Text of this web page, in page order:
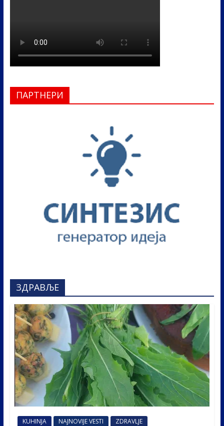
ПАРТНЕРИ
ЗДРАВЉЕ
KUHINJA NAJNOVIJE VESTI ZDRAVLJE